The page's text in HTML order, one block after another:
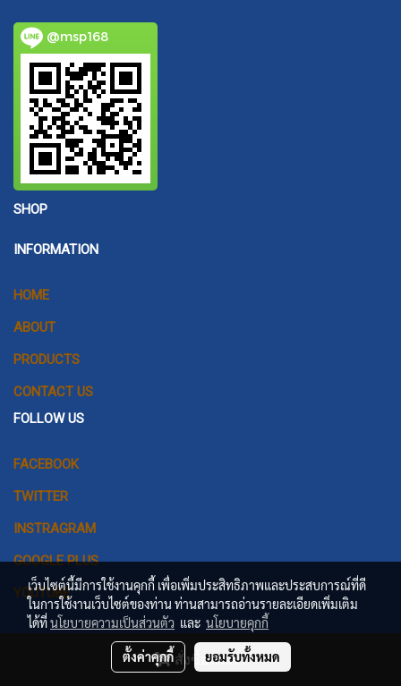
สั่งซื้อสินค้า
@msp168
SHOP
INFORMATION
HOME
ABOUT
PRODUCTS
CONTACT US
FOLLOW US
FACEBOOK
TWITTER
INSTRAGRAM
GOOGLE PLUS
YOUTUBE
© Copyright 2016 All Rights Reserved
เว็บไซต์นี้มีการใช้งานคุกกี้ เพื่อเพิ่มประสิทธิภาพและประสบการณ์ที่ดี
ในการใช้งานเว็บไซต์ของท่าน ท่านสามารถอ่านรายละเอียดเพิ่มเติม
ได้ที่นโยบายความเป็นส่วนตัว และ นโยบายคุกกี้
ตั้งค่าคุกกี้ ยอมรับทั้งหมด